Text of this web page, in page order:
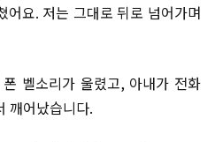
어요. 저는 그대로 뒤로 넘어가며
벨소리가 울렸고, 아내가 전화
깨어났습니다.